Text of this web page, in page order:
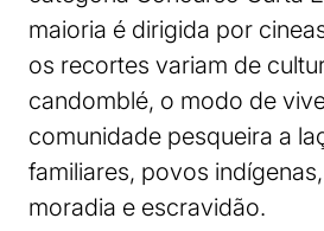
maioria é dirigida por
os recortes variam de
candomblé, o modo de
comunidade pesqueira a
familiares, povos
moradia e escravidão.